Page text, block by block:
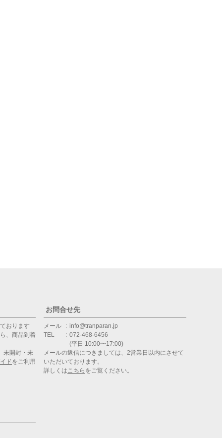
おります
、商品到着
未開封・未
ドをご利用
お問合せ先
メール
info@tranparan.jp
TEL
072-468-6456
(平日 10:00〜17:00)
メールの返信につきましては、2営業日以内にさせて
いただいております。
詳しくはこちら をご覧ください。